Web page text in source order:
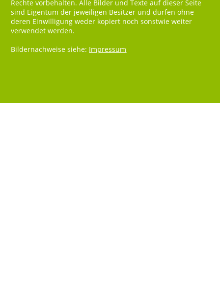
Rechte vorbehalten. Alle Bilder und Texte auf dieser Seite
sind Eigentum der jeweiligen Besitzer und dürfen ohne
deren Einwilligung weder kopiert noch sonstwie weiter
verwendet werden.
Bildernachweise siehe: Impressum